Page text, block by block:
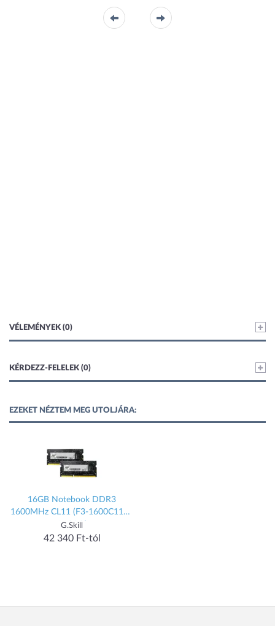
VÉLEMÉNYEK (0)
KÉRDEZZ-FELELEK (0)
EZEKET NÉZTEM MEG UTOLJÁRA:
16GB Notebook DDR3
1600MHz CL11 (F3-1600C11D-
16GSQ)
G.Skill
42 340 Ft-tól